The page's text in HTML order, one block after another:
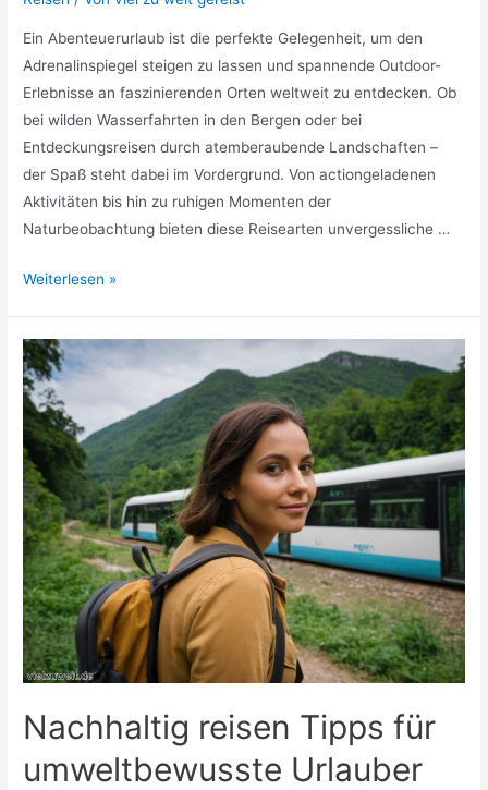
Ein Abenteuerurlaub ist die perfekte Gelegenheit, um den
Adrenalinspiegel steigen zu lassen und spannende Outdoor-
Erlebnisse an faszinierenden Orten weltweit zu entdecken. Ob
bei wilden Wasserfahrten in den Bergen oder bei
Entdeckungsreisen durch atemberaubende Landschaften –
der Spaß steht dabei im Vordergrund. Von actiongeladenen
Aktivitäten bis hin zu ruhigen Momenten der
Naturbeobachtung bieten diese Reisearten unvergessliche …
Abenteuerurlaub
Outdoor
Erlebnisse
weltweit
Weiterlesen »
Nachhaltig reisen Tipps für
umweltbewusste Urlauber